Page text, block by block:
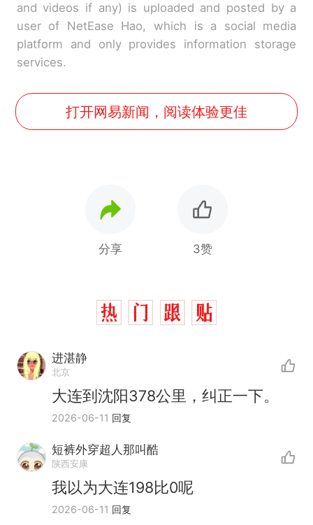
and videos if any) is uploaded and posted by a
user of NetEase Hao, which is a social media
platform and only provides information storage
services.
打开网易新闻，阅读体验更佳
分享 3赞
进湛静
北京
大连到沈阳378公里，纠正一下。
2026-06-11 回复
短裤外穿超人那叫酷
陕西安康
我以为大连198比0呢
2026-06-11 回复
热
十多万人报名的考试，成绩
全部作废，公平么？